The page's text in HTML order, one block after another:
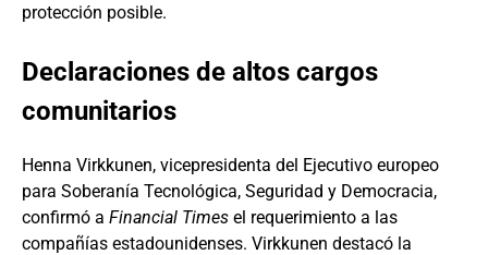
protección posible.
Declaraciones de altos cargos
comunitarios
Henna Virkkunen, vicepresidenta del Ejecutivo europeo
para Soberanía Tecnológica, Seguridad y Democracia,
confirmó a Financial Times el requerimiento a las
compañías estadounidenses. Virkkunen destacó la